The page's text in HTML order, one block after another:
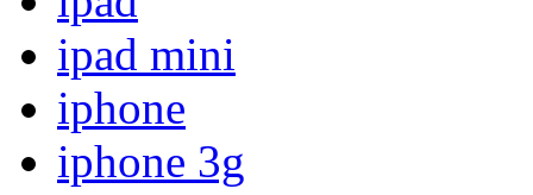
ipad mini
iphone
iphone 3g